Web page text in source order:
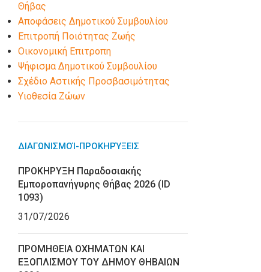
Θήβας
Αποφάσεις Δημοτικού Συμβουλίου
Επιτροπή Ποιότητας Ζωής
Οικονομική Επιτροπη
Ψήφισμα Δημοτικού Συμβουλίου
Σχέδιο Αστικής Προσβασιμότητας
Υιοθεσία Ζώων
ΔΙΑΓΩΝΙΣΜΟΊ-ΠΡΟΚΗΡΎΞΕΙΣ
ΠΡΟΚΗΡΥΞΗ Παραδοσιακής
Εμποροπανήγυρης Θήβας 2026 (ID
1093)
31/07/2026
ΠΡΟΜΗΘΕΙΑ ΟΧΗΜΑΤΩΝ ΚΑΙ
ΕΞΟΠΛΙΣΜΟΥ ΤΟΥ ΔΗΜΟΥ ΘΗΒΑΙΩΝ